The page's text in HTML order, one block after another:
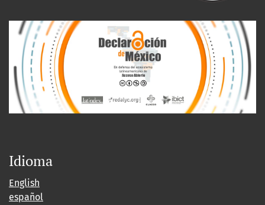
Idioma
English
español